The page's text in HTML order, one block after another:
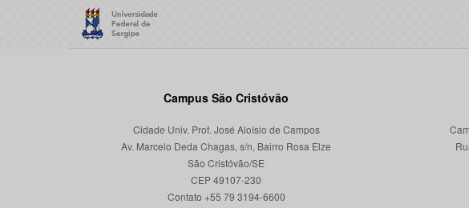
Campus São Cristóvão
Cidade Univ. Prof. José Aloísio de Campos
Av. Marcelo Deda Chagas, s/n, Bairro Rosa Elze
São Cristóvão/SE
CEP 49107-230